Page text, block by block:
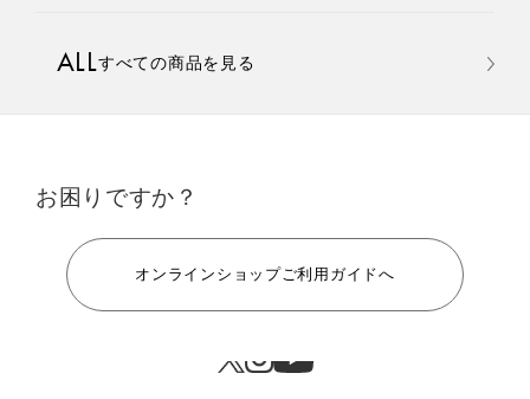
MULTI EMS
ALLすべての商品を見る
お困りですか？
オンラインショップご利用ガイドへ
手軽に、パワフルに、進化。